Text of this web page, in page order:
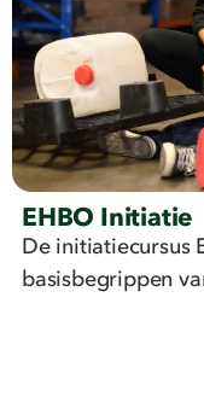
EHBO Initiatie
De initiatiecursus
basisbegrippen